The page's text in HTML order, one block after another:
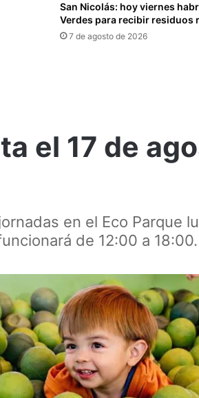
San Nicolás: hoy viernes
Verdes para recibir residuos
7 de agosto de 2026